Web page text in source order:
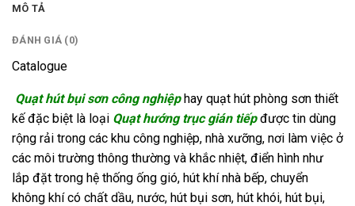
MÔ TẢ
ĐÁNH GIÁ (0)
Catalogue
Quạt hút bụisơn công nghiệphay quạt hút phòng sơn thiết
kế đặc biệt là loại Quạt hướng trục gián tiếpđược tin dùng
rộng rải trong các khu công nghiệp, nhà xưỡng, nơi làm việc ở
các môi trường thông thường và khắc nhiệt, điển hình như
lắp đặt trong hệ thống ống gió, hút khí nhà bếp, chuyển
không khí có chất dầu, nước, hút bụi sơn, hút khói, hút bụi,